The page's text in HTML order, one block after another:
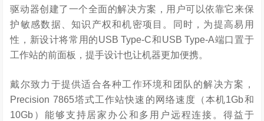
驱动器创建了一个全面的解决方案，用户可以依靠它来保
护敏感数据、知识产权和机密项目。同时，为提高易用
性，新设计将常用的USB Type-C和USB Type-A端口置于
工作站的前面板，提手设计也让机器更加便携。
戴尔致力于提供适合各种工作环境和团队的解决方案，
Precision 7865塔式工作站快速的网络速度（本机1Gb和
10Gb）能够支持居家办公和多用户远程连接。得益于